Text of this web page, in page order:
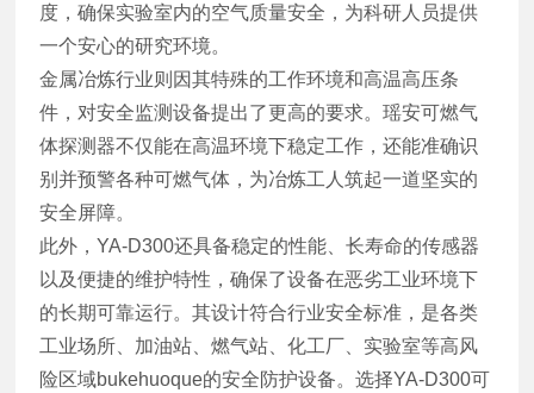
度，确保实验室内的空气质量安全，为科研人员提供
一个安心的研究环境。
金属冶炼行业则因其特殊的工作环境和高温高压条
件，对安全监测设备提出了更高的要求。瑶安可燃气
体探测器不仅能在高温环境下稳定工作，还能准确识
别并预警各种可燃气体，为冶炼工人筑起一道坚实的
安全屏障。
此外，YA-D300还具备稳定的性能、长寿命的传感器
以及便捷的维护特性，确保了设备在恶劣工业环境下
的长期可靠运行。其设计符合行业安全标准，是各类
工业场所、加油站、燃气站、化工厂、实验室等高风
险区域bukehuoque的安全防护设备。选择YA-D300可